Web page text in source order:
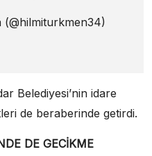
Belediyesi’nin idare
de beraberinde getirdi.
DE GECİKME